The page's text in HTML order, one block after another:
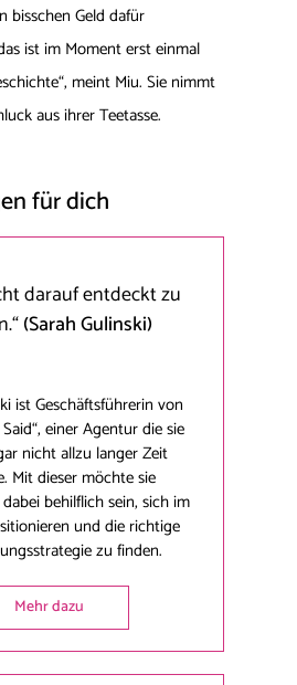
bisschen Geld dafür
ist im Moment erst einmal
meint Miu. Sie nimmt
aus ihrer Teetasse.
für dich
darauf entdeckt zu
(Sarah Gulinski)
ist Geschäftsführerin von
einer Agentur die sie
nicht allzu langer Zeit
Mit dieser möchte sie
behilflich sein, sich im
und die richtige
zu finden.
Mehr dazu